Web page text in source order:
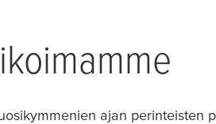
ajan perinteisten